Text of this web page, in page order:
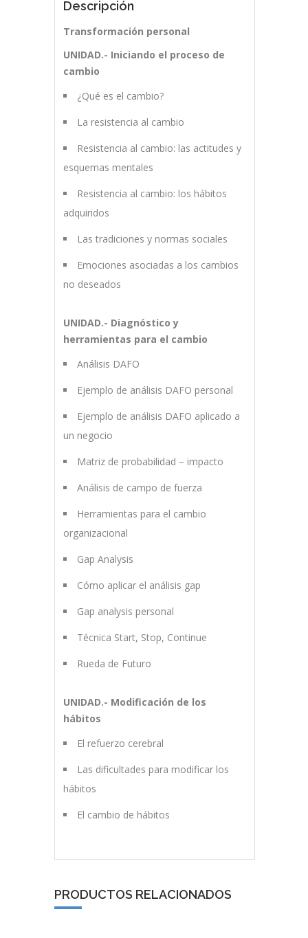
Descripción
Transformación personal
UNIDAD.- Iniciando el proceso de
cambio
¿Qué es el cambio?
La resistencia al cambio
Resistencia al cambio: las actitudes y
esquemas mentales
Resistencia al cambio: los hábitos
adquiridos
Las tradiciones y normas sociales
Emociones asociadas a los cambios
no deseados
UNIDAD.- Diagnóstico y
herramientas para el cambio
Análisis DAFO
Ejemplo de análisis DAFO personal
Ejemplo de análisis DAFO aplicado a
un negocio
Matriz de probabilidad – impacto
Análisis de campo de fuerza
Herramientas para el cambio
organizacional
Gap Analysis
Cómo aplicar el análisis gap
Gap analysis personal
Técnica Start, Stop, Continue
Rueda de Futuro
UNIDAD.- Modificación de los
hábitos
El refuerzo cerebral
Las dificultades para modificar los
hábitos
El cambio de hábitos
PRODUCTOS RELACIONADOS